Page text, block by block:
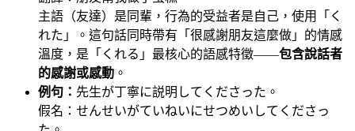
主語（友達）是同輩，行為的受益者是自己，使用「く
れた」。這句話同時帶有「很感謝朋友這麼做」的情感
溫度，是「くれる」最核心的語感特徵——包含說話者
的感謝或感動 。
例句： 先生が丁寧に説明してくださった。
假名：せんせいがていねいにせつめいしてくださっ